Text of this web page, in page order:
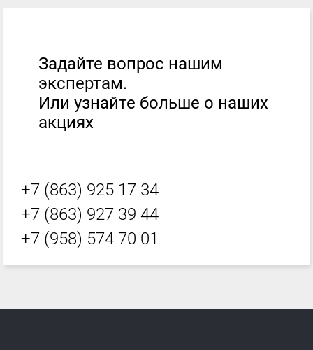
Задайте вопрос нашим
экспертам.
Или узнайте больше о наших
акциях
+7 (863) 925 17 34
+7 (863) 927 39 44
+7 (958) 574 70 01